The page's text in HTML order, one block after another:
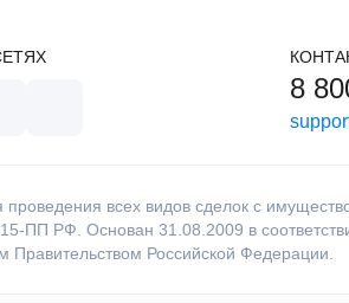
8
всех видов сделок с
ПП РФ. Основан 31.08.2009 в
Российской Федерации.